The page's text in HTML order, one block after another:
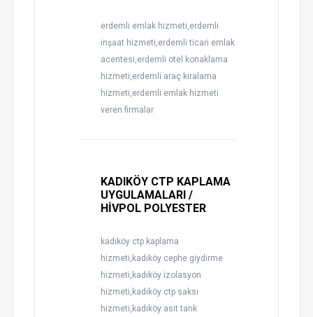
erdemli emlak hizmeti,erdemli
inşaat hizmeti,erdemli ticari emlak
acentesi,erdemli otel konaklama
hizmeti,erdemli araç kiralama
hizmeti,erdemli emlak hizmeti
veren firmalar
KADIKÖY CTP KAPLAMA
UYGULAMALARI /
HİVPOL POLYESTER
kadıköy ctp kaplama
hizmeti,kadıköy cephe giydirme
hizmeti,kadıköy izolasyon
hizmeti,kadıköy ctp saksı
hizmeti,kadıköy asit tank